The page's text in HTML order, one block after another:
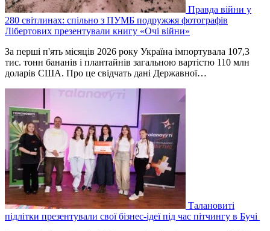
Правда війни у
280 світлинах: спільно з ПУМБ подружжя фотографів
Лібертових презентували книгу «Очі війни»
За перші п'ять місяців 2026 року Україна імпортувала 107,3
тис. тонн бананів і плантайнів загальною вартістю 110 млн
доларів США. Про це свідчать дані Державної…
Талановиті
підлітки презентували свої бізнес-ідеї під час пітчингу в Бучі